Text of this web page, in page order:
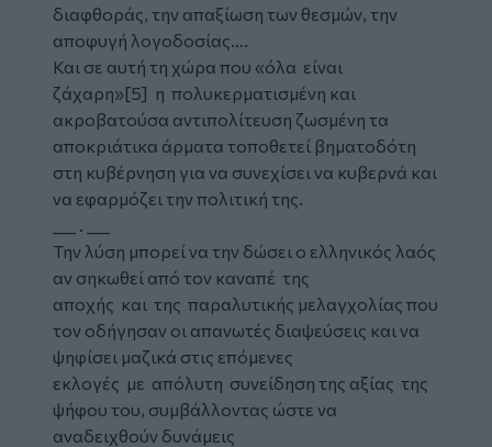
διαφθοράς, την απαξίωση των θεσμών, την
αποφυγή λογοδοσίας….
Και σε αυτή τη χώρα που «όλα είναι
ζάχαρη»[5] η πολυκερματισμένη και
ακροβατούσα αντιπολίτευση ζωσμένη τα
αποκριάτικα άρματα τοποθετεί βηματοδότη
στη κυβέρνηση για να συνεχίσει να κυβερνά και
να εφαρμόζει την πολιτική της.
___ . ___
Την λύση μπορεί να την δώσει ο ελληνικός λαός
αν σηκωθεί από τον καναπέ της
αποχής και της παραλυτικής μελαγχολίας που
τον οδήγησαν οι απανωτές διαψεύσεις και να
ψηφίσει μαζικά στις επόμενες
εκλογές με απόλυτη συνείδηση της αξίας της
ψήφου του, συμβάλλοντας ώστε να
αναδειχθούν δυνάμεις